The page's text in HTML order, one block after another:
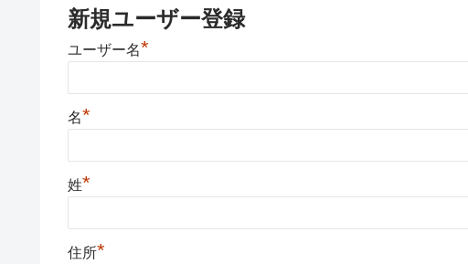
新規ユーザー登録
ユーザー名*
名*
姓*
住所*